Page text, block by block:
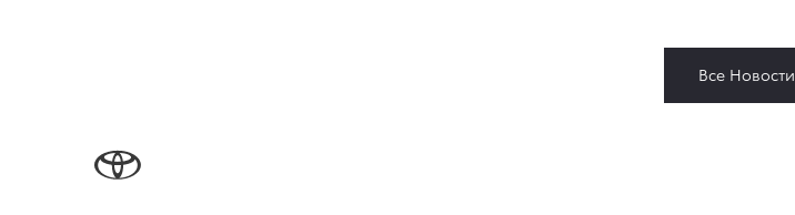
Все Новости